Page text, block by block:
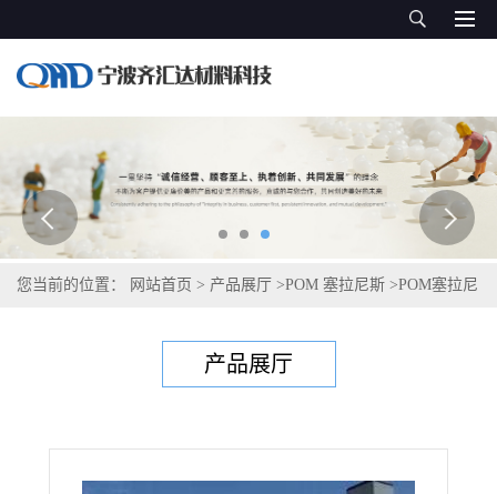
您当前的位置： 网站首页 > 产品展厅 >POM 塞拉尼斯 >POM塞拉尼
产品展厅